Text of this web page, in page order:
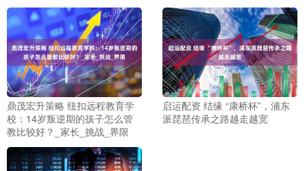
鼎茂宏升策略 纽扣远程教育学
校：14岁叛逆期的孩子怎么管
教比较好？_家长_挑战_界限
启运配资 结缘 “康桥杯”，浦东
派琵琶传承之路越走越宽